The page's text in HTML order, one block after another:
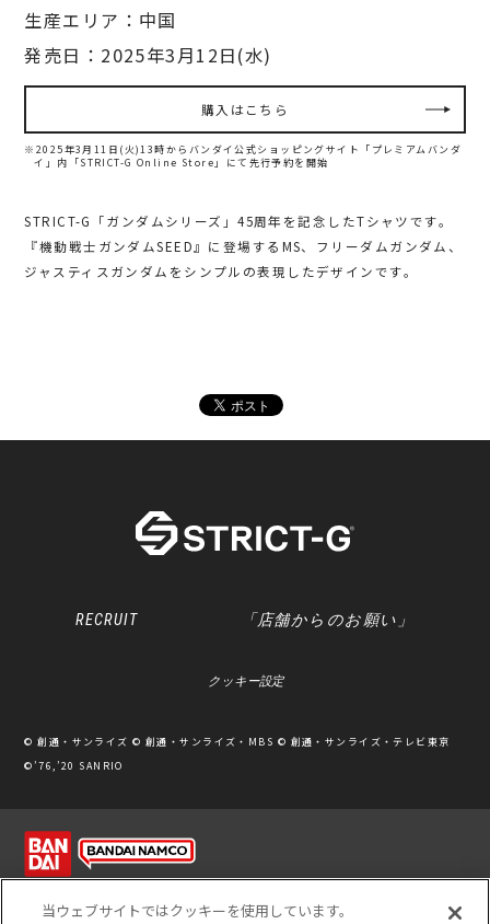
生産エリア：中国
発売日：2025年3月12日(水)
購入はこちら
※2025年3月11日(火)13時からバンダイ公式ショッピングサイト「プレミアムバンダ
イ」内
「STRICT-G Online Store」にて先行予約を開始
STRICT-G「ガンダムシリーズ」45周年を記念したTシャツです。
『機動戦士ガンダムSEED』に登場するMS、フリーダムガンダム、
ジャスティスガンダムをシンプルの表現したデザインです。
RECRUIT 「店舗からのお願い」
クッキー設定
© 創通・サンライズ © 創通・サンライズ・MBS © 創通・サンライズ・テレビ東京
©’76,’20 SANRIO
当ウェブサイトではクッキーを使用しています。